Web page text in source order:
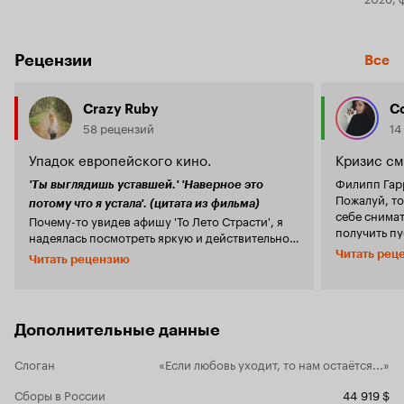
Рецензии Все
Crazy Ruby
58 рецензий
Упадок европейского кино.
'Ты выглядишь уставшей.' 'Наверное это
потому что я устала'. (цитата из фильма)
Почему-то увидев афишу 'То Лето Страсти', я
надеялась посмотреть яркую и действительно
страстную картину с итальянским размахом
(все-таки сама Беллуччи). Ну или по крайней
скучная мелодрама о взаимоотношения
Нет, я серьезно, 95 минут картины просто ни о
писающим другом, крысой в гардеробной,
Читать рецензию
Кризис
Филипп
Пожалуй,
себе
получить
критиков.
в чужой
Читать
Дополнительные данные
Слоган
«Если любовь уходит, то нам остаётся...»
Сборы в России
44 919 $